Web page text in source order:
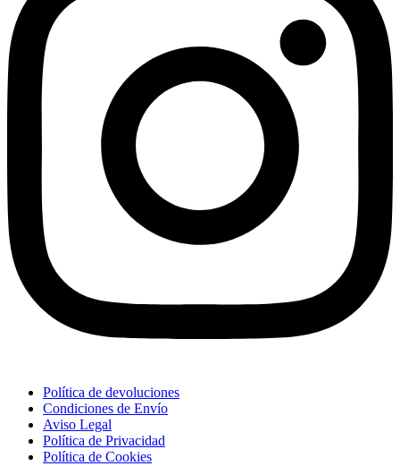
Política de devoluciones
Condiciones de Envío
Aviso Legal
Política de Privacidad
Política de Cookies